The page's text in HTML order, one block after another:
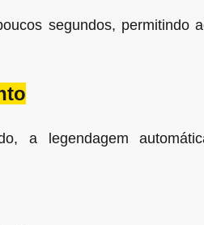
segundos, permitindo
a legendagem